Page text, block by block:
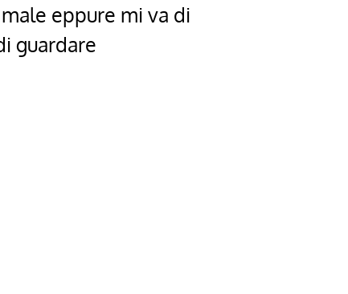
eppure mi va di
guardare